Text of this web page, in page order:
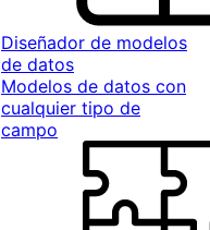
Diseñador de modelos
de datos
Modelos de datos con
cualquier tipo de
campo